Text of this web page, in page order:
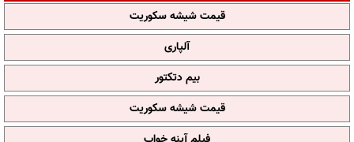
قیمت شیشه سکوریت
آلپاری
بیم دتکتور
قیمت شیشه سکوریت